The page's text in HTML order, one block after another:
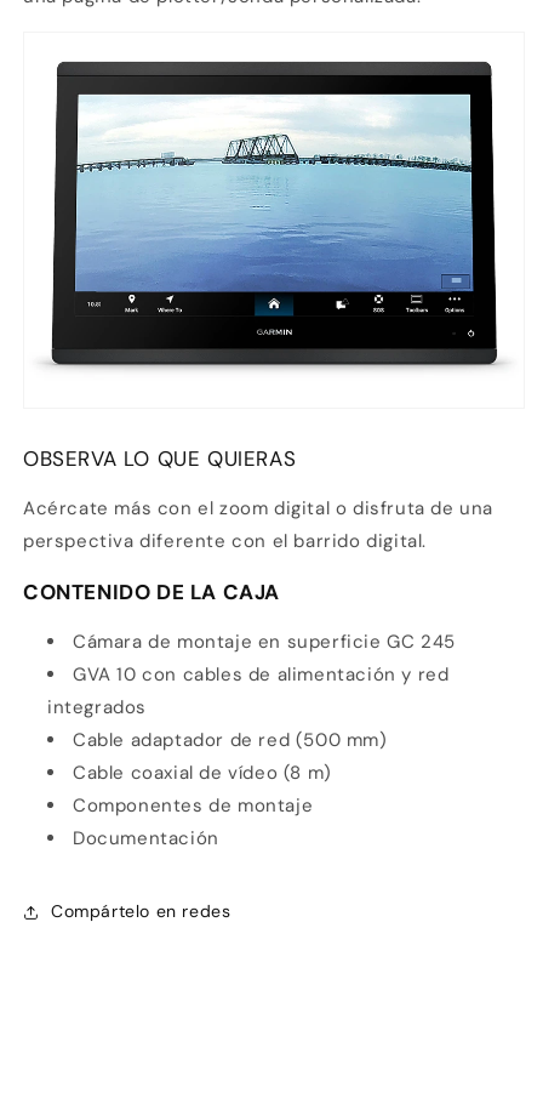
OBSERVA LO QUE QUIERAS
Acércate más con el zoom digital o disfruta de una
perspectiva diferente con el barrido digital.
CONTENIDO DE LA CAJA
Cámara de montaje en superficie GC 245
GVA 10 con cables de alimentación y red
integrados
Cable adaptador de red (500 mm)
Cable coaxial de vídeo (8 m)
Componentes de montaje
Documentación
Compártelo en redes